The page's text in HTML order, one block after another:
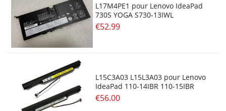
L17M4PE1 pour Lenovo IdeaPad
730S YOGA S730-13IWL
€52.99
L15C3A03 L15L3A03 pour Lenovo
IdeaPad 110-14IBR 110-15IBR
€56.00